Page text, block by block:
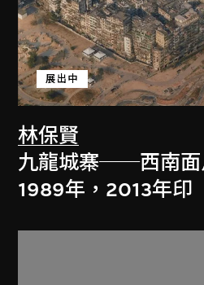
林保賢
展出中
九龍城寨──西南面
1989年，2013年印